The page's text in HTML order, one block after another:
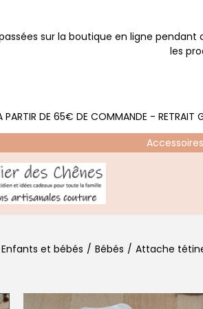
sur la boutique en ligne
les
PARTIR DE 65€ DE COMMANDE - RETRAIT
Enfants et bébés / Bébés / Attache